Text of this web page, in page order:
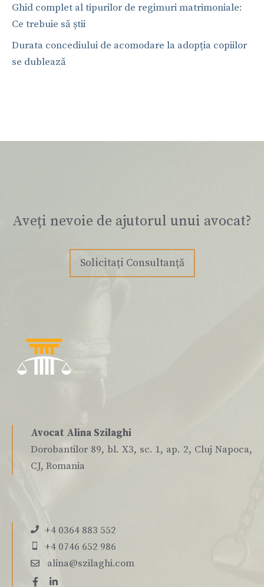
Ghid complet al tipurilor de regimuri matrimoniale:
Ce trebuie să știi
Durata concediului de acomodare la adopția copiilor
se dublează
Aveți nevoie de ajutorul unui avocat?
Solicitați Consultanță
Avocat Alina Szilaghi
Dorobantilor 89, bl. X3, sc. 1, ap. 2, Cluj Napoca,
CJ, Romania
+4 0364 883 552
+4 0746 652 986
alina@szilaghi.com